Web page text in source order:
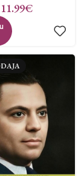
11.99€